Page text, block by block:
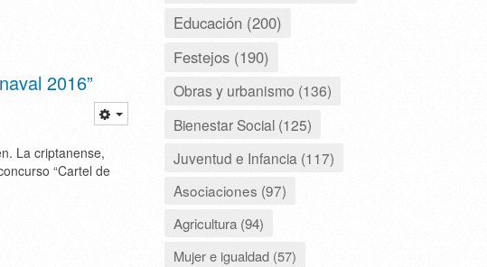
2016”
La criptanense,
“Cartel de
Educación (200)
Festejos (190)
Obras y urbanismo (136)
Bienestar Social (125)
Juventud e Infancia (117)
Asociaciones (97)
Agricultura (94)
Mujer e igualdad (57)